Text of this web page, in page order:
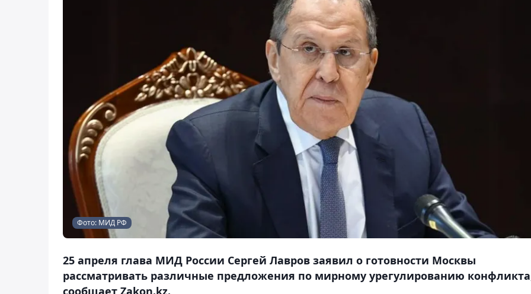
Фото: МИД РФ
25 апреля глава МИД России Сергей Лавров заявил о готовности Москвы
рассматривать различные предложения по мирному урегулированию
сообщает Zakon.kz.